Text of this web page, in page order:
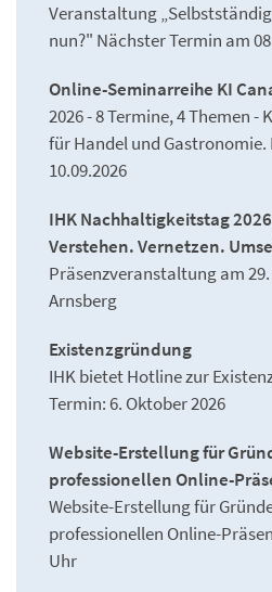
Veranstaltung
nun?" Nächster Termin am
Online-Seminarreihe KI
2026 - 8 Termine, 4 Themen
für Handel und
10.09.2026
IHK Nachhaltigkeitstag
Verstehen. Vernetzen.
Präsenzveranstaltung am
Arnsberg
Existenzgründung
IHK bietet Hotline zur
Termin: 6. Oktober 2026
Website-Erstellung für
professionellen Online-
Website-Erstellung für
professionellen Online-
Uhr